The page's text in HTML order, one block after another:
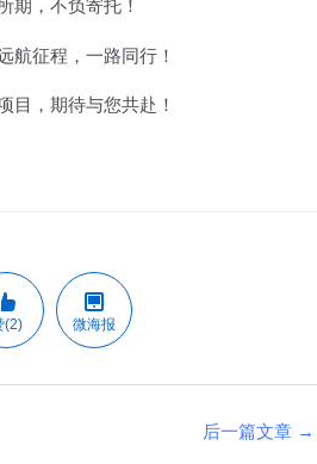
期，不负寄托！
航征程，一路同行！
目，期待与您共赴！
(2) 微海报
后一篇文章 →